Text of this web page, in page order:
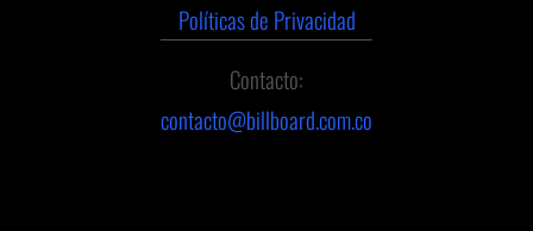
Políticas de Privacidad
Contacto:
contacto@billboard.com.co